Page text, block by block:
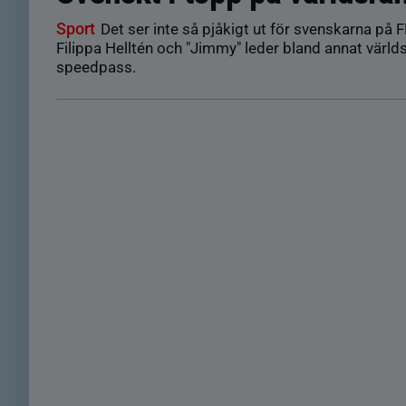
Sport Det ser inte så pjåkigt ut för svenskarna på
Filippa Helltén och "Jimmy" leder bland annat
speedpass.